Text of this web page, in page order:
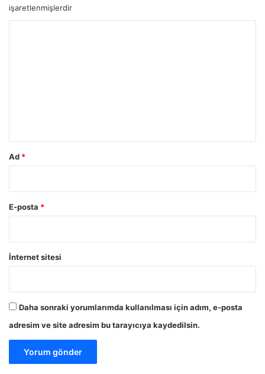
işaretlenmişlerdir
Ad *
E-posta *
İnternet sitesi
Daha sonraki yorumlarımda kullanılması için adım, e-posta
adresim ve site adresim bu tarayıcıya kaydedilsin.